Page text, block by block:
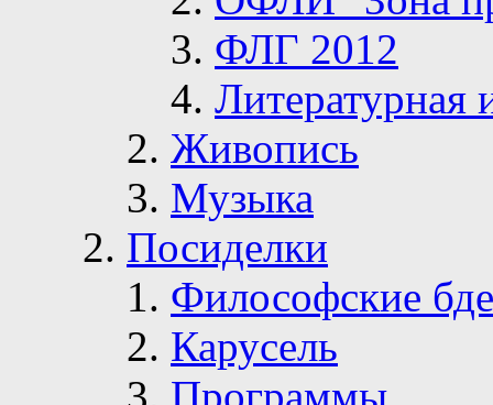
ФЛГ 2012
Живопись
Музыка
Посиделки
Философские
Карусель
Программы